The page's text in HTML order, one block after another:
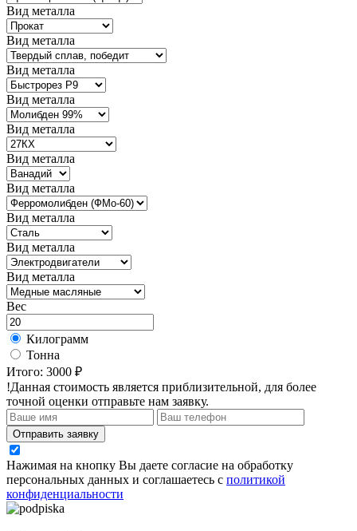
Вид металла
Вид металла
Вид металла
Вид металла
Вид металла
Вид металла
Вид металла
Вид металла
Вид металла
Вид металла
Вес
Килограмм
Тонна
Итого: 3000 ₽
!Данная стоимость является приблизительной, для более
точной оценки отправьте нам заявку.
Отправить заявку
Нажимая на кнопку Вы даете согласие на обработку
персональных данных и соглашаетесь с политикой
конфиденциальности